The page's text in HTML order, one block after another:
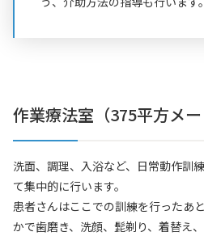
作業療法室（375平方メー
洗面、調理、入浴など、日常動作訓
て集中的に行います。
患者さんはここでの訓練を行ったあ
かで歯磨き、洗顔、髭剃り、着替え